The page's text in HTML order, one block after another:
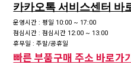
카카오톡 서비스센터 바
운영시간 : 평일 10:00 ~ 17:00
점심시간 : 점심시간 12:00 ~ 13:00
휴무일 : 주말/공휴일
빠른 부품구매 주소 바로가기